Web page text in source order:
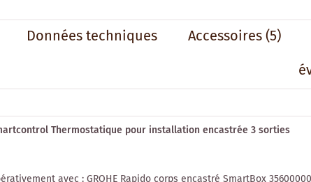
Données techniques Accessoires(5)
Thermostatique pour installation encastrée 3 sorties
avec : GROHE Rapido corps encastré SmartBox 35600000